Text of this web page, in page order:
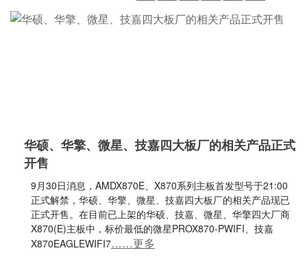
华硕、华擎、微星、技嘉四大板厂的相关产品正式
开售
9月30日消息，AMDX870E、X870系列主板首发型号于21:00
正式解禁，华硕、华擎、微星、技嘉四大板厂的相关产品现已
正式开售。在目前已上架的华硕、技嘉、微星、华擎四大厂商
X870(E)主板中，标价最低的微星PROX870-PWIFI、技嘉
X870EAGLEWIFI7……更多